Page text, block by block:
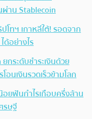
ผ่าน Stablecoin
ทฯ เกาหลีใต้! รอดจาก
ด้อย่างไร
กระดับชำระเงินด้วย
อนเงินรวดเร็วข้ามโลก
อยฟันกำไรเกือบครึ่งล้าน
รษฐี